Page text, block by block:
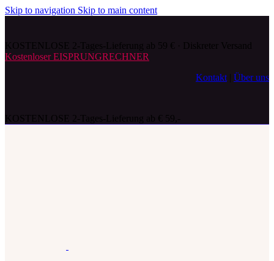
Skip to navigation Skip to main content
Kostenloser EISPRUNGRECHNER
Kontakt
Über uns